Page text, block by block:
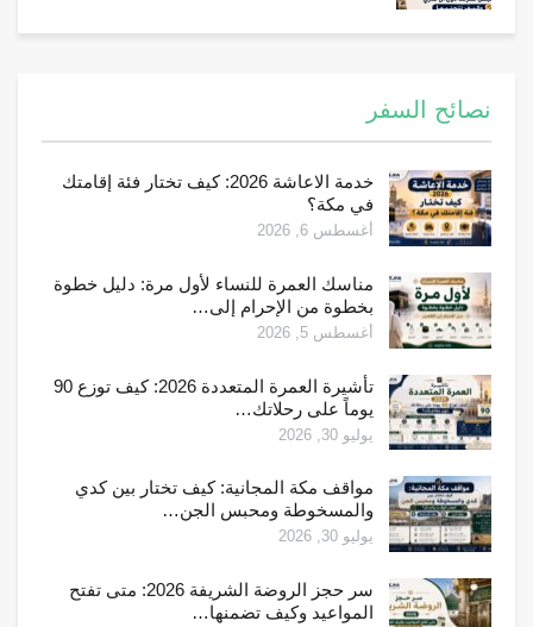
نصائح السفر
خدمة الاعاشة 2026: كيف تختار فئة إقامتك
في مكة؟
أغسطس 6, 2026
مناسك العمرة للنساء لأول مرة: دليل خطوة
بخطوة من الإحرام إلى…
أغسطس 5, 2026
تأشيرة العمرة المتعددة 2026: كيف توزع 90
يوماً على رحلاتك…
يوليو 30, 2026
مواقف مكة المجانية: كيف تختار بين كدي
والمسخوطة ومحبس الجن…
يوليو 30, 2026
سر حجز الروضة الشريفة 2026: متى تفتح
المواعيد وكيف تضمنها…